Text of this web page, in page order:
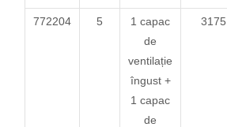
772204 5
1 capac
de
ventilație
îngust +
1 capac
de
3175